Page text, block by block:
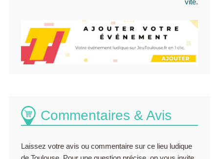
vite.
Commentaires & Avis
Laissez votre avis ou commentaire sur ce lieu ludique